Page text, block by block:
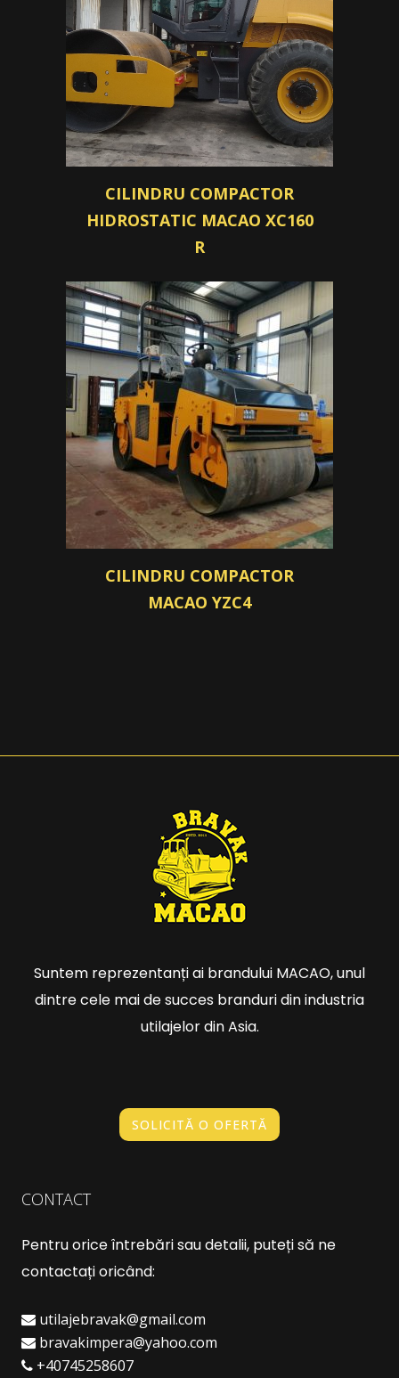
CILINDRU COMPACTOR
HIDROSTATIC MACAO XC160
R
CILINDRU COMPACTOR
MACAO YZC4
Suntem reprezentanți ai brandului MACAO, unul
dintre cele mai de succes branduri din industria
utilajelor din Asia.
SOLICITĂ O OFERTĂ
CONTACT
Pentru orice întrebări sau detalii, puteți să ne
contactați oricând:
utilajebravak@gmail.com
bravakimpera@yahoo.com
+40745258607